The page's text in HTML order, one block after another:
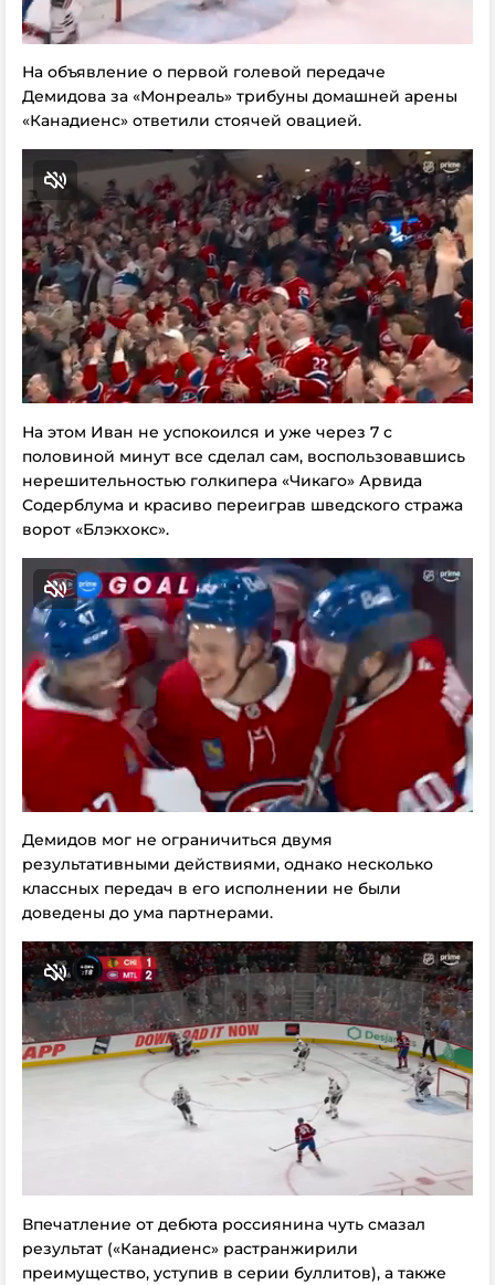
На объявление о первой голевой передаче
Демидова за «Монреаль» трибуны домашней арены
«Канадиенс» ответили стоячей овацией.
На этом Иван не успокоился и уже через 7 с
половиной минут все сделал сам, воспользовавшись
нерешительностью голкипера «Чикаго» Арвида
Содерблума и красиво переиграв шведского стража
ворот «Блэкхокс».
Демидов мог не ограничиться двумя
результативными действиями, однако несколько
классных передач в его исполнении не были
доведены до ума партнерами.
Впечатление от дебюта россиянина чуть смазал
результат («Канадиенс» растранжирили
преимущество, уступив в серии буллитов), а также